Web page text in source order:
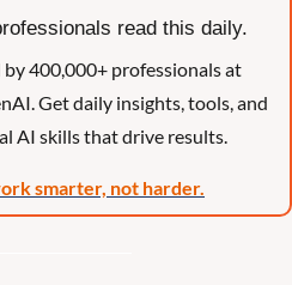
read this daily.
by 400,000+ professionals at
Get daily insights, tools, and
AI skills that drive results.
smarter, not harder.